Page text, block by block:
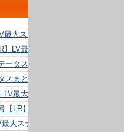
大ステータスまとめ！
LV最大ステータスまとめ！
タスまとめ！
まとめ！
最大ステータスまとめ！
LR】LV最大ステータスまとめ！
大ステータスまとめ！